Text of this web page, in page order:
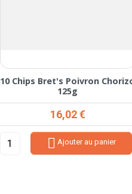
10 Chips Bret's Poivron
125g
Prix
16,02 €
 Ajouter au panier